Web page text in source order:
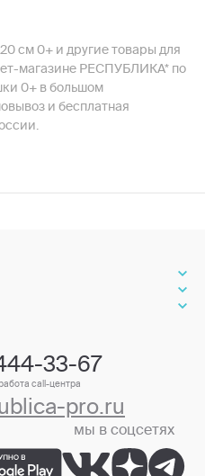
см 0+ и другие товары для
магазине РЕСПУБЛИКА* по
0+ в большом
и бесплатная
33-67
call-центра
pro.ru
мы в соцсетях